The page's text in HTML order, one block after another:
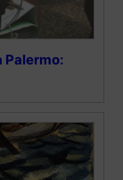
Palermo: